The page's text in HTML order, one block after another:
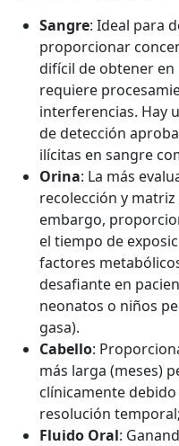
Sangre: Ideal para
proporcionar
difícil de obtener
requiere
interferencias. Hay
de detección
ilícitas en sangre
Orina: La más
recolección y
embargo,
el tiempo de
factores
desafiante en
neonatos o niños
gasa).
Cabello:
más larga (meses)
clínicamente
resolución
Fluido Oral: